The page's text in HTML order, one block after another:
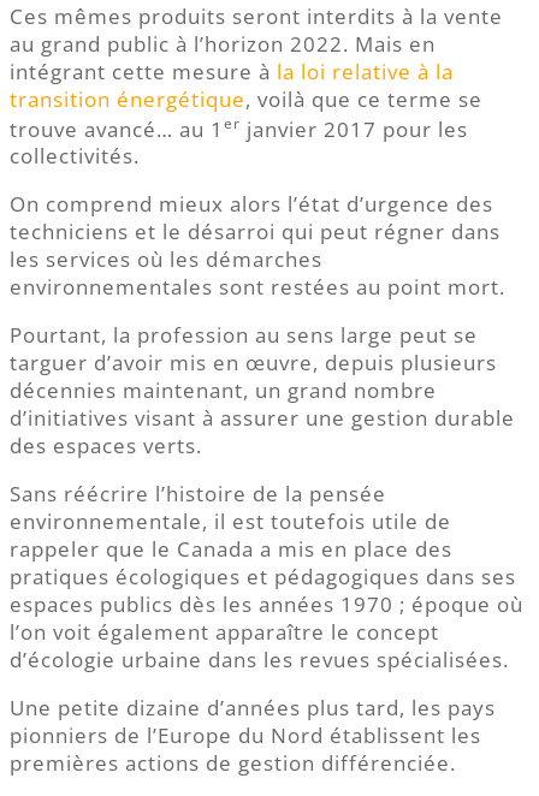
Ces mêmes produits seront interdits à la vente
au grand public à l’horizon 2022. Mais en
intégrant cette mesure à la loi relative à la
transition énergétique, voilà que ce terme se
trouve avancé… au 1 er janvier 2017 pour les
collectivités.
On comprend mieux alors l’état d’urgence des
techniciens et le désarroi qui peut régner dans
les services où les démarches
environnementales sont restées au point mort.
Pourtant, la profession au sens large peut se
targuer d’avoir mis en œuvre, depuis plusieurs
décennies maintenant, un grand nombre
d’initiatives visant à assurer une gestion durable
des espaces verts.
Sans réécrire l’histoire de la pensée
environnementale, il est toutefois utile de
rappeler que le Canada a mis en place des
pratiques écologiques et pédagogiques dans ses
espaces publics dès les années 1970 ; époque où
l’on voit également apparaître le concept
d’écologie urbaine dans les revues spécialisées.
Une petite dizaine d’années plus tard, les pays
pionniers de l’Europe du Nord établissent les
premières actions de gestion différenciée.